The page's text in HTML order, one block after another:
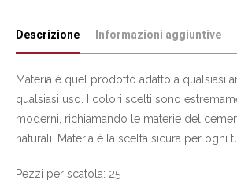
Descrizione Informazioni aggiuntive
Materia è quel prodotto adatto a qualsiasi
qualsiasi uso. I colori scelti sono
moderni, richiamando le materie del
naturali. Materia è la scelta sicura per ogni
Pezzi per scatola: 25